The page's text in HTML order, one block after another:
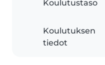
Koulutustaso
Koulutuksen
tiedot